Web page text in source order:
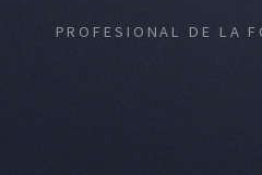
PROFESIONAL DE LA